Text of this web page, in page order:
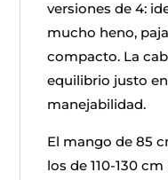
versiones de 4:
mucho heno,
compacto. La
equilibrio justo
manejabilidad.
El mango de 85
los de 110-130